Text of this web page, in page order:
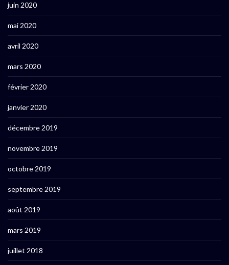
juin 2020
mai 2020
avril 2020
mars 2020
février 2020
janvier 2020
décembre 2019
novembre 2019
octobre 2019
septembre 2019
août 2019
mars 2019
juillet 2018